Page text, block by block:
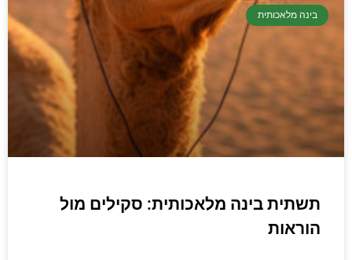
בינה מלאכותית
תשתית בינה מלאכותית: סקילים מול
הוראות